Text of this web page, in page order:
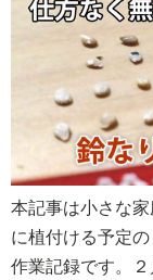
本記事は小さな
に植付ける予定の
作業記録です。２